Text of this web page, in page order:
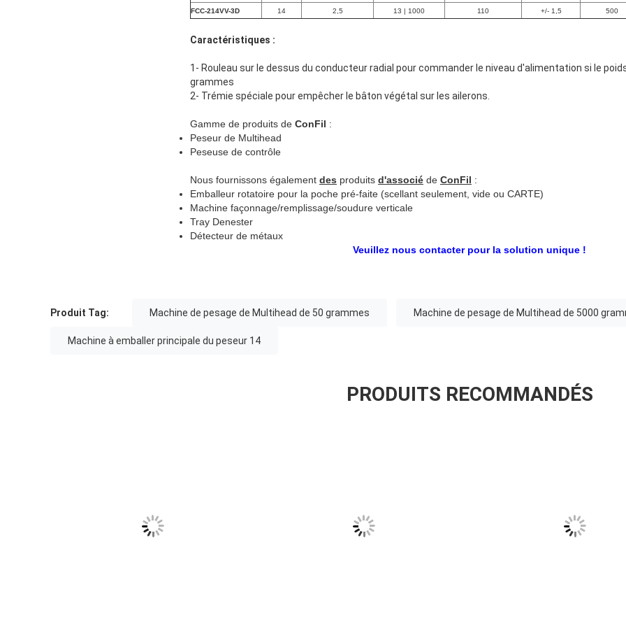
FCC-214VV-3D 14 2,5 13 | 1000 110 +/- 1,5 500
Caractéristiques :
1- Rouleau sur le dessus du conducteur radial pour commander le niveau d'alimentation si le
grammes
2- Trémie spéciale pour empêcher le bâton végétal sur les ailerons.
Gamme de produits de ConFil :
Peseur de Multihead
Peseuse de contrôle
Nous fournissons également des produits d'associé de ConFil :
Emballeur rotatoire pour la poche pré-faite (scellant seulement, vide ou CARTE)
Machine façonnage/remplissage/soudure verticale
Tray Denester
Détecteur de métaux
Veuillez nous contacter pour la solution unique !
Produit Tag: Machine de pesage de Multihead de 50 grammes Machine de pesage de Multihead de 5000
Machine à emballer principale du peseur 14
PRODUITS RECOMMANDÉS